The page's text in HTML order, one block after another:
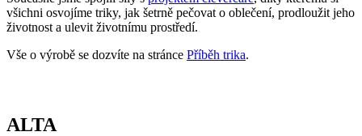
všichni osvojíme triky, jak šetrně pečovat o oblečení, prodloužit jeho
životnost a ulevit životnímu prostředí.
Vše o výrobě se dozvíte na stránce Příběh trika.
ALTA